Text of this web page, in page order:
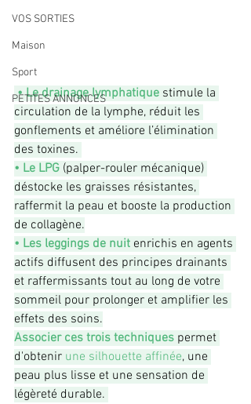
VOS SORTIES
Maison
Sport
PETITES ANNONCES
• Le drainage lymphatique stimule la
circulation de la lymphe, réduit les
gonflements et améliore l’élimination
des toxines.
• Le LPG (palper-rouler mécanique)
déstocke les graisses résistantes,
raffermit la peau et booste la production
de collagène.
• Les leggings de nuit enrichis en agents
actifs diffusent des principes drainants
et raffermissants tout au long de votre
sommeil pour prolonger et amplifier les
effets des soins.
Associer ces trois techniques permet
d'obtenir une silhouette affinée, une
peau plus lisse et une sensation de
légèreté durable.